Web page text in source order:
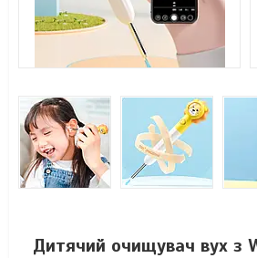
Дитячий очищувач вух з